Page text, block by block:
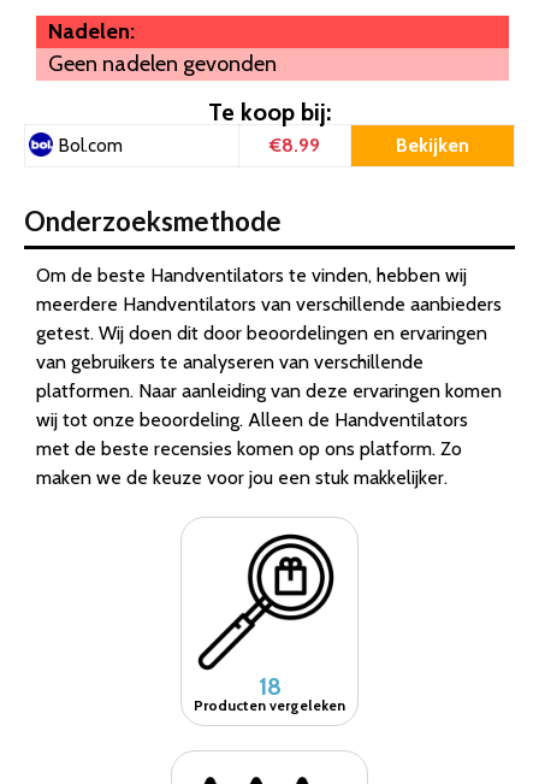
Nadelen:
Geen nadelen gevonden
Te koop bij:
Bol.com €8.99 Bekijken
Onderzoeksmethode
Om de beste Handventilators te vinden, hebben wij
meerdere Handventilators van verschillende aanbieders
getest. Wij doen dit door beoordelingen en ervaringen
van gebruikers te analyseren van verschillende
platformen. Naar aanleiding van deze ervaringen komen
wij tot onze beoordeling. Alleen de Handventilators
met de beste recensies komen op ons platform. Zo
maken we de keuze voor jou een stuk makkelijker.
18
Producten vergeleken